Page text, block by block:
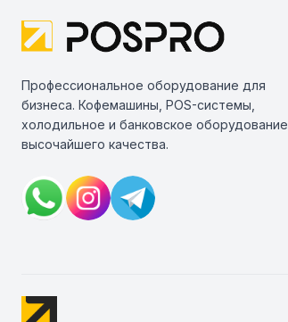
Профессиональное оборудование для
бизнеса. Кофемашины, POS-системы,
холодильное и банковское оборудование
высочайшего качества.